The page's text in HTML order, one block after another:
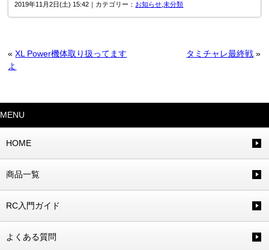
2019年11月2日(土) 15:42｜カテゴリー： お知らせ ,未分類
«XL Power機体取り扱ってます
よ
タミチャレ最終戦 »
MENU
HOME
商品一覧
RC入門ガイド
よくある質問